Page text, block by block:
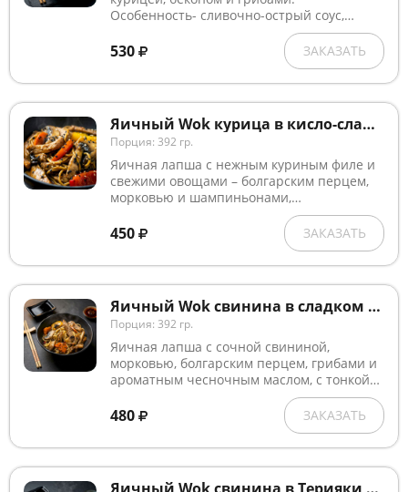
Особенность- сливочно-острый соус,
который придает блюду баланс между
нежно сливочной текстурой и
пикантностью. Чеснок и кунжут добавляют
аромат и ненавязчивую остроту. Лапша
530 ЗАКАЗАТЬ
Яичный Wok курица в кисло-сладком соусе
Порция: 392 гр.
Яичная лапша с нежным куриным филе и
свежими овощами – болгарским перцем,
морковью и шампиньонами,
обжаренными в чесночном масле, в
аппетитном кисло-сладком соусе.
450 ЗАКАЗАТЬ
Яичный Wok свинина в сладком Чили соусе
Порция: 392 гр.
Яичная лапша с сочной свининой,
морковью, болгарским перцем, грибами и
ароматным чесночным маслом, с тонкой
сладко-острой ноткой соуса Чили.
480 ЗАКАЗАТЬ